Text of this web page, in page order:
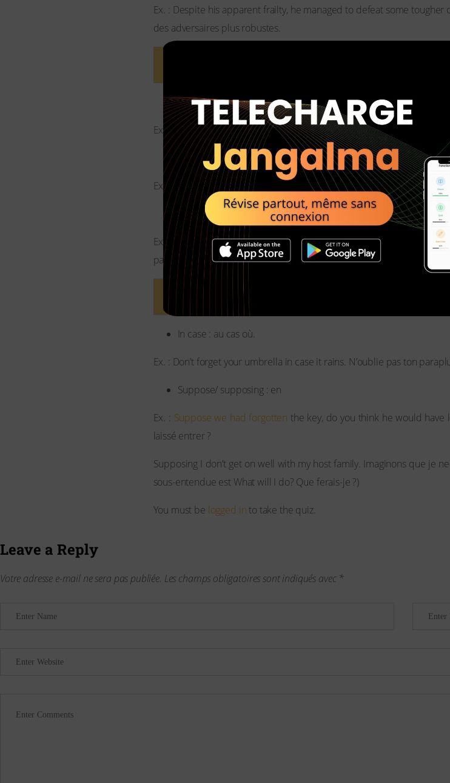
Ex. : Despite his apparent frailty, he managed to defeat some
des adversaires plus robustes.
Provided/ on condition that : pourvu que/ à la condition
Ex. : I will help you on condition that you try to do it on your own first.
Unless : à moins
Ex. :Do as you please, unless you are told not to.Fais comme tu veux,
As long as/ so long as : pourvu
Ex. : I don’t mind their playing in the garden as long as they are not
pas trop bruyants.
In case : au cas où.
Ex. : Don’t forget your umbrella in case it rains. N’oublie pas ton
Suppose/ supposing : en
Ex. : Suppose we had forgotten the key, do you think he would have
laissé entrer ?
Supposing I don’t get on well with my host family. Imaginons que je
sous-entendue est What will I do? Que ferais-je ?)
You must be logged in to take the quiz.
Leave a Reply
Votre adresse e-mail ne sera pas publiée. Les champs obligatoires sont indiqués avec *